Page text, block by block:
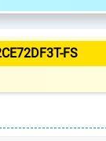
FS